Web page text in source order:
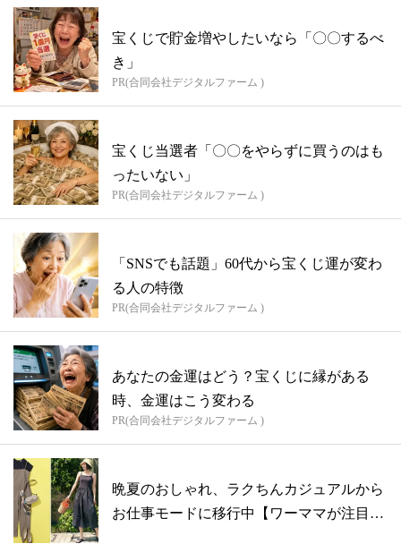
宝くじで貯金増やしたいなら「〇〇するべ
き」
PR(合同会社デジタルファーム )
宝くじ当選者「〇〇をやらずに買うのはも
ったいない」
PR(合同会社デジタルファーム )
「SNSでも話題」60代から宝くじ運が変わ
る人の特徴
PR(合同会社デジタルファーム )
あなたの金運はどう？宝くじに縁がある
時、金運はこう変わる
PR(合同会社デジタルファーム )
晩夏のおしゃれ、ラクちんカジュアルから
お仕事モードに移行中【ワーママが注目し